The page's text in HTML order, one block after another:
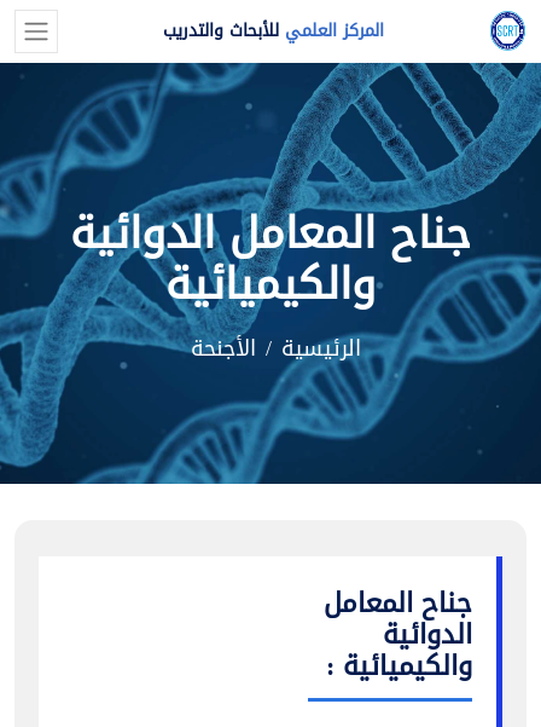
المركز العلمي للأبحاث والتدريب
جناح المعامل الدوائية
والكيميائية
الرئيسية الأجنحة
جناح المعامل
الدوائية
والكيميائية :